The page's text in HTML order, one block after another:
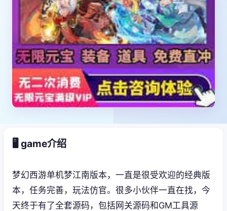
🖥️ game介绍
梦幻西游单机梦江南版本，一直是很受欢迎的经典版
本，任务完善，玩法仿官。很多小伙伴一直在找，今
天终于有了全套源码，包括网关源码和GM工具源